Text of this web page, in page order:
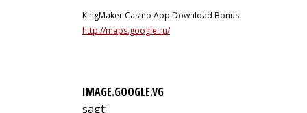
KingMaker Casino App Download Bonus
http://maps.google.ru/
IMAGE.GOOGLE.VG
sagt: